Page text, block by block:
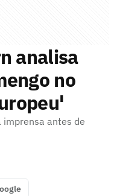
analisa
no
imprensa antes de